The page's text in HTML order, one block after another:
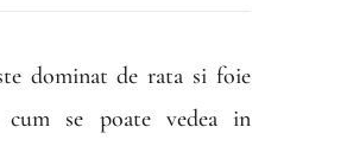
dominat de rata si foie
cum se poate vedea in